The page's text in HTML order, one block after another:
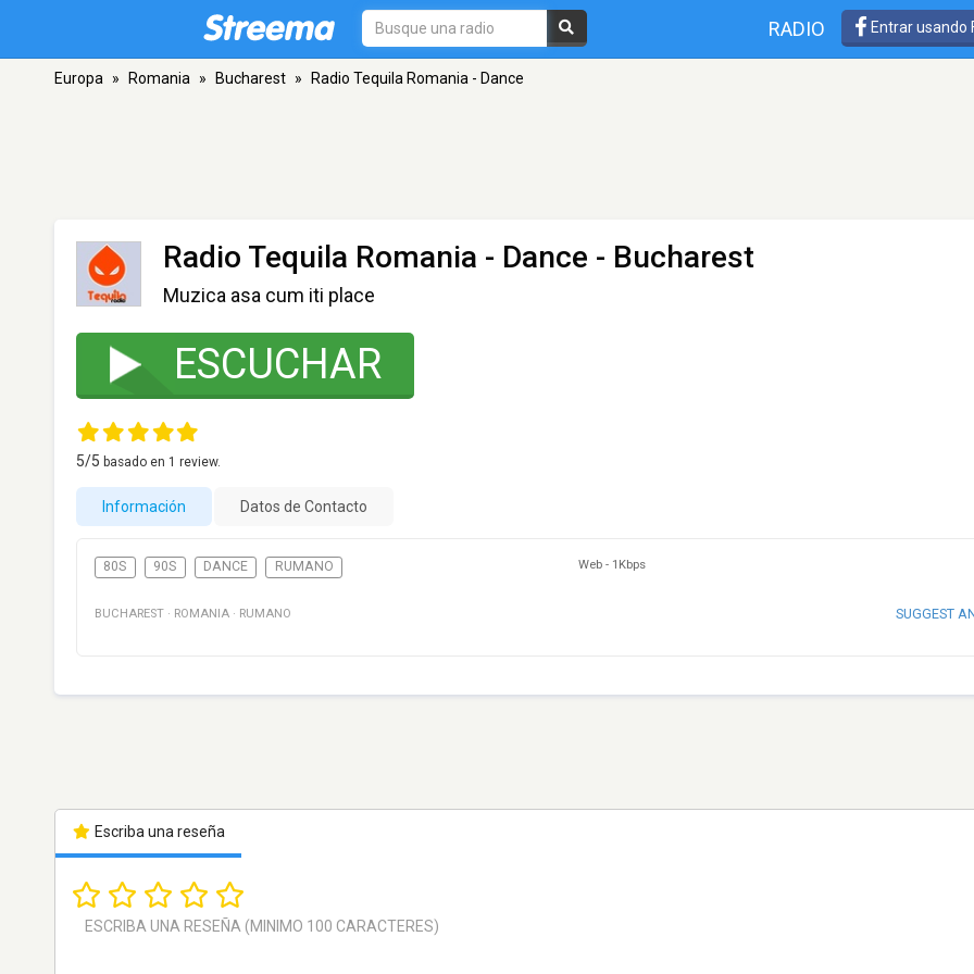
RADIO Entrar usando
Europa » Romania » Bucharest » Radio Tequila Romania - Dance
Radio Tequila Romania - Dance - Bucharest
Muzica asa cum iti place
ESCUCHAR
5/5 basado en 1 review.
Información Datos de Contacto
80S 90S DANCE RUMANO Web - 1Kbps
BUCHAREST · ROMANIA · RUMANO SUGGEST
Escriba una reseña